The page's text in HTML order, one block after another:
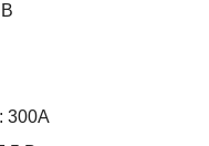
300А